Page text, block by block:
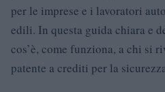
per le imprese e i lavoratori
edili. In questa guida chiara e
cos’è, come funziona, a chi si
patente a crediti per la